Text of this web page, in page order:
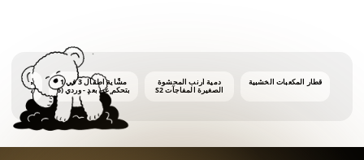
قطار المكعبات الخشبية
دمية أرنب المحشوة
الصغيرة المفاجآت S2
مشّاية أطفال 3 في 1
بتحكم عن بعد - وردي (6
أشهر فأكثر)
ماكينة